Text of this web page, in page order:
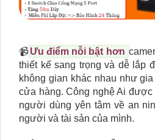
📹Ưu điểm nỗi bật hơn
thiết kế sang trọng và dễ lắp
không gian khác nhau như
cửa hàng. Công nghệ Ai
người dùng yên tâm về an
người và tài sản của mình.